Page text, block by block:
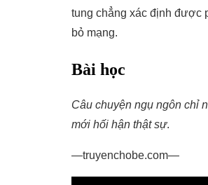
tung chẳng xác định được
bỏ mạng.
Bài học
Câu chuyện ngụ ngôn chỉ
mới hối hận thật sự.
—truyenchobe.com—